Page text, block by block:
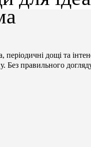
періодичні дощі та
Без правильного